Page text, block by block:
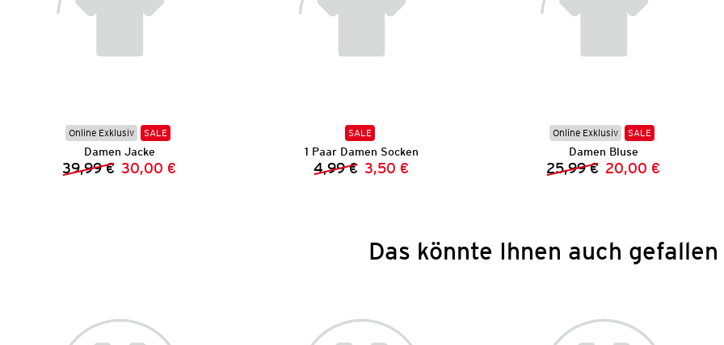
Online Exklusiv SALE
Damen Jacke
Vorheriger Preis:
39,99 € Neuer Preis:
30,00 €
SALE
1 Paar Damen Socken
Vorheriger Preis:
4,99 € Neuer Preis:
3,50 €
Online Exklusiv SALE
Damen Bluse
Vorheriger Preis:
25,99 € Neuer Preis:
20,00 €
Das könnte Ihnen auch gefallen